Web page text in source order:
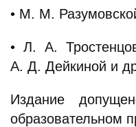
• М. М.
• Л. А.
А. Д. Дейкиной и
Издание
образовательном